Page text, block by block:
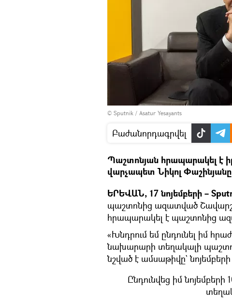
© Sputnik / Asatur Yesayants
Բաժանորդագրվել
Պաշտոնյան հրապարակել է
վարչապետ Նիկոլ Փաշինյանը
ԵՐԵՎԱՆ, 17 նոյեմբերի –
պաշտոնից ազատված Շավարշ
հրապարակել է պաշտոնից
«Խնդրում եմ ընդունել իմ
նախարարի տեղակալի
նշված է ամսաթիվը` նոյեմբերի
Ընդունվեց իմ